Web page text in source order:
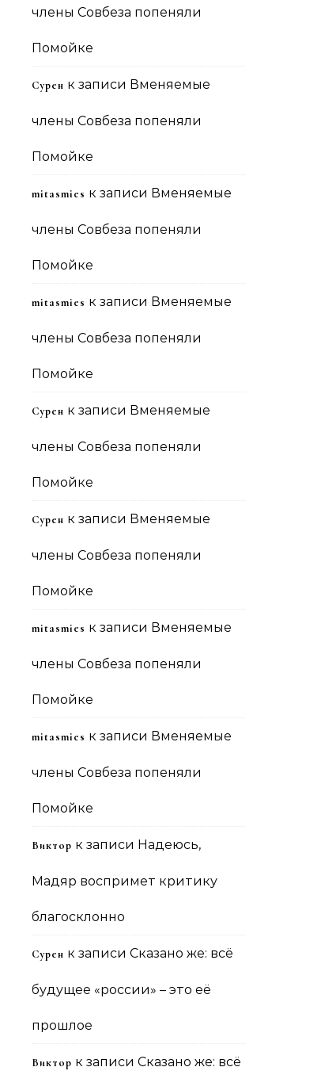
члены Совбеза попеняли
Помойке
Сурен к записи Вменяемые
члены Совбеза попеняли
Помойке
mitasmies к записи Вменяемые
члены Совбеза попеняли
Помойке
mitasmies к записи Вменяемые
члены Совбеза попеняли
Помойке
Сурен к записи Вменяемые
члены Совбеза попеняли
Помойке
Сурен к записи Вменяемые
члены Совбеза попеняли
Помойке
mitasmies к записи Вменяемые
члены Совбеза попеняли
Помойке
mitasmies к записи Вменяемые
члены Совбеза попеняли
Помойке
Виктор к записи Надеюсь,
Мадяр воспримет критику
благосклонно
Сурен к записи Сказано же: всё
будущее «россии» – это её
прошлое
Виктор к записи Сказано же: всё